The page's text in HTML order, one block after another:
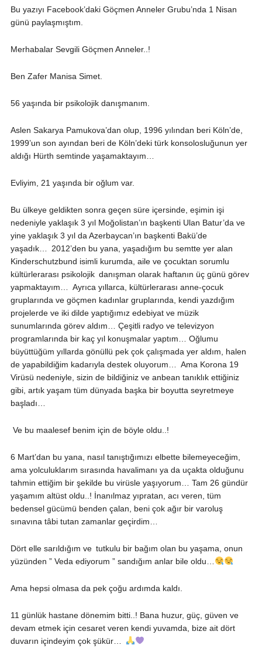
Bu yazıyı Facebook’daki Göçmen Anneler Grubu’nda 1 Nisan
günü paylaşmıştım.
Merhabalar Sevgili Göçmen Anneler..!
Ben Zafer Manisa Simet.
56 yaşında bir psikolojik danışmanım.
Aslen Sakarya Pamukova’dan olup, 1996 yılından beri Köln’de,
1999’un son ayından beri de Köln’deki türk konsolosluğunun yer
aldığı Hürth semtinde yaşamaktayım…
Evliyim, 21 yaşında bir oğlum var.
Bu ülkeye geldikten sonra geçen süre içersinde, eşimin işi
nedeniyle yaklaşık 3 yıl Moğolistan’ın başkenti Ulan Batur’da ve
yine yaklaşık 3 yıl da Azerbaycan’ın başkenti Bakü’de
yaşadık…
2012’den bu yana, yaşadığım bu semtte yer alan
Kinderschutzbund isimli kurumda, aile ve çocuktan sorumlu
kültürlerarası psikolojik danışman olarak haftanın üç günü görev
yapmaktayım…
Ayrıca yıllarca, kültürlerarası anne-çocuk
gruplarında ve göçmen kadınlar gruplarında, kendi yazdığım
projelerde ve iki dilde yaptığımız edebiyat ve müzik
sunumlarında görev aldım… Çeşitli radyo ve televizyon
programlarında bir kaç yıl konuşmalar yaptım…
Oğlumu
büyüttüğüm yıllarda gönüllü pek çok çalışmada yer aldım, halen
de yapabildiğim kadarıyla destek oluyorum…
Ama Korona 19
Virüsü nedeniyle, sizin de bildiğiniz ve anbean tanıklık ettiğiniz
gibi, artık yaşam tüm dünyada başka bir boyutta seyretmeye
başladı…
Ve bu maalesef benim için de böyle oldu..!
6 Mart’dan bu yana, nasıl tanıştığımızı elbette bilemeyeceğim,
ama yolculuklarım sırasında havalimanı ya da uçakta olduğunu
tahmin ettiğim bir şekilde bu virüsle yaşıyorum…
Tam 26 gündür
yaşamım altüst oldu..! İnanılmaz yıpratan, acı veren, tüm
bedensel gücümü benden çalan, beni çok ağır bir varoluş
sınavına tâbi tutan zamanlar geçirdim…
Dört elle sarıldığım ve tutkulu bir bağım olan bu yaşama, onun
yüzünden ” Veda ediyorum ” sandığım anlar bile oldu…
Ama hepsi olmasa da pek çoğu ardımda kaldı.
11 günlük hastane dönemim bitti..! Bana huzur, güç, güven ve
devam etmek için cesaret veren kendi yuvamda, bize ait dört
duvarın içindeyim çok şükür…